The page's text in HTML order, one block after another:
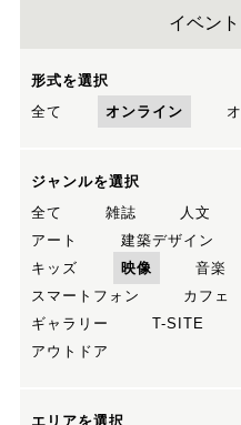
イベン
形式を選択
全て
オンライン
ジャンルを選択
全て
雑誌 人文
アート
建築デザイン
キッズ
映像 音楽
スマートフォン
カフェ
ギャラリー
T-SITE
アウトドア
エリアを選択